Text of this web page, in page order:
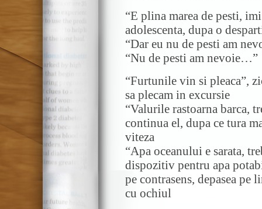
“E plina marea de pesti,
adolescenta, dupa o
“Dar eu nu de pesti am
“Nu de pesti am nevoie…”
“Furtunile vin si pleaca”,
sa plecam in excursie
“Valurile rastoarna barca,
continua el, dupa ce tura
viteza
“Apa oceanului e sarata,
dispozitiv pentru apa
pe contrasens, depasea
cu ochiul